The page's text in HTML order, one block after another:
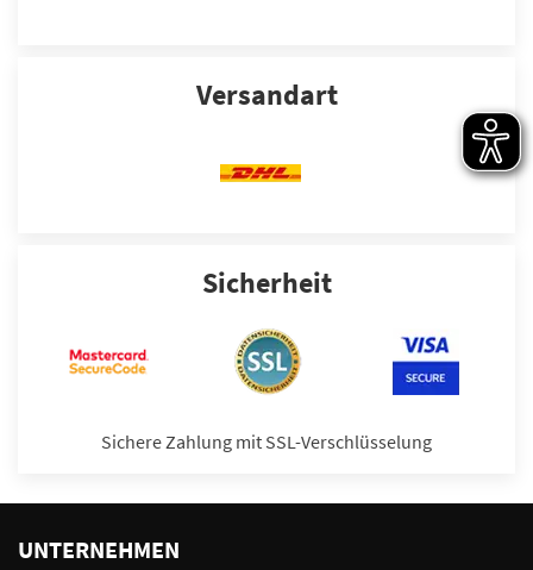
Versandart
Sicherheit
Sichere Zahlung mit SSL-Verschlüsselung
UNTERNEHMEN